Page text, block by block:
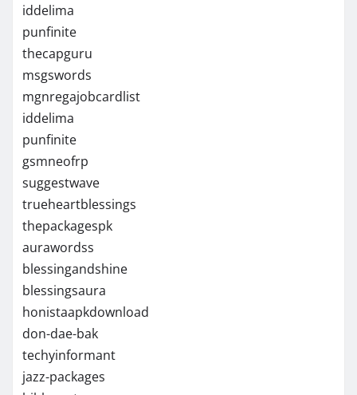
iddelima
punfinite
thecapguru
msgswords
mgnregajobcardlist
iddelima
punfinite
gsmneofrp
suggestwave
trueheartblessings
thepackagespk
aurawordss
blessingandshine
blessingsaura
honistaapkdownload
don-dae-bak
techyinformant
jazz-packages